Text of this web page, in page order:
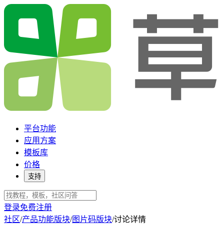
平台功能
应用方案
模板库
价格
支持
登录免费注册
社区/产品功能版块/图片码版块/讨论详情